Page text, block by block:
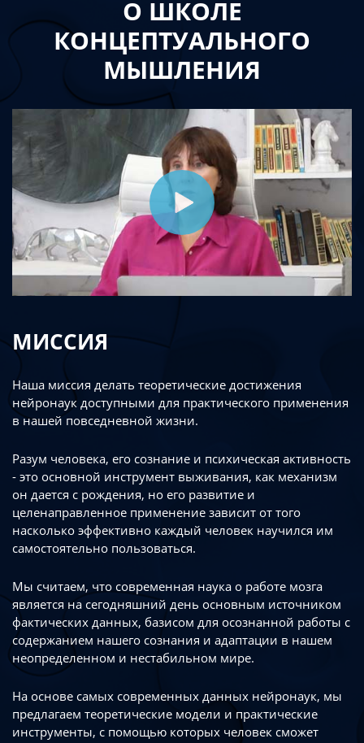
О ШКОЛЕ
КОНЦЕПТУАЛЬНОГО
МЫШЛЕНИЯ
МИССИЯ
Наша миссия делать теоретические достижения
нейронаук доступными для практического применения
в нашей повседневной жизни.
Разум человека, его сознание и психическая активность
- это основной инструмент выживания, как механизм
он дается с рождения, но его развитие и
целенаправленное применение зависит от того
насколько эффективно каждый человек научился им
самостоятельно пользоваться.
Мы считаем, что современная наука о работе мозга
является на сегодняшний день основным источником
фактических данных, базисом для осознанной работы с
содержанием нашего сознания и адаптации в нашем
неопределенном и нестабильном мире.
На основе самых современных данных нейронаук, мы
предлагаем теоретические модели и практические
инструменты, с помощью которых человек сможет